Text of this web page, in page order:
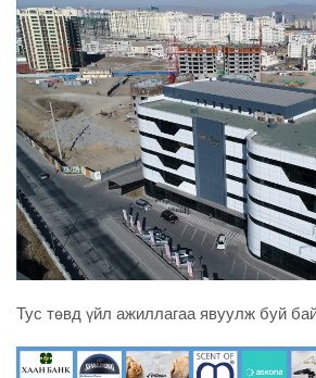
Тус төвд үйл ажиллагаа явуулж буй